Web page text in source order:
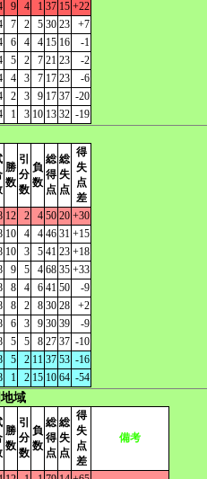
9 4 1 37 15 +22
7 2 5 30 23
+7
6 4 4 15 16
-1
5 2 7 21 23
-2
4 3 7 17 23
-6
2 3 9 17 37 -20
1 3 10 13 32 -19
勝
数
引
分
数
負
数
総
得
点
総
失
点
得
失
点
差
12 2 4 50 20 +30
10 4 4 46 31 +15
10 3 5 41 23 +18
9 5 4 68 35 +33
8 4 6 41 50
-9
8 2 8 30 28
+2
6 3 9 30 39
-9
5 5 8 27 37 -10
5 2 11 37 53 -16
1 2 15 10 64 -54
域
勝
数
引
分
数
負
数
総
得
点
総
失
点
得
失
点
差
備考